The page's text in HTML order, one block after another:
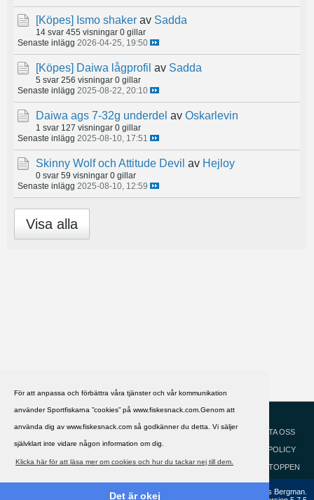
För att anpassa och förbättra våra tjänster och vår kommunikation
använder Sportfiskarna ”cookies” på www.fiskesnack.com.Genom att
använda dig av www.fiskesnack.com så godkänner du detta. Vi säljer
självklart inte vidare någon information om dig.
Klicka här för att läsa mer om cookies och hur du tackar nej till dem.
Det är okej
[Köpes] Ismo shaker av Sadda
14 svar 455 visningar 0 gillar
Senaste inlägg 2026-04-25, 19:50
[Köpes] Daiwa lågprofil av Sadda
5 svar 256 visningar 0 gillar
Senaste inlägg 2025-08-22, 20:10
Daiwa ags 7-32g underdel av Oskarlevin
1 svar 127 visningar 0 gillar
Senaste inlägg 2025-08-10, 17:51
Skinny Wolf och Attitude Devil av Hejloy
0 svar 59 visningar 0 gillar
Senaste inlägg 2025-08-10, 12:59
Visa alla
HJÄLP
KONTAKTA OSS
COOKIEPOLICY
GÅ TILL TOPPEN
Copyright ©2002 - 2021, FiskeSnack.com. Grundad 2002 av Anders Bergman.